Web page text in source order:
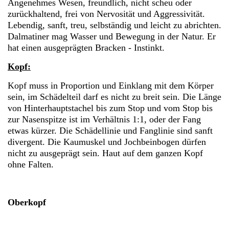
Angenehmes Wesen, freundlich, nicht scheu oder
zurückhaltend, frei von Nervosität und Aggressivität.
Lebendig, sanft, treu, selbständig und leicht zu abrichten.
Dalmatiner mag Wasser und Bewegung in der Natur. Er
hat einen ausgeprägten Bracken - Instinkt.
Kopf:
Kopf muss in Proportion und Einklang mit dem Körper
sein, im Schädelteil darf es nicht zu breit sein. Die Länge
von Hinterhauptstachel bis zum Stop und vom Stop bis
zur Nasenspitze ist im Verhältnis 1:1, oder der Fang
etwas kürzer. Die Schädellinie und Fanglinie sind sanft
divergent. Die Kaumuskel und Jochbeinbogen dürfen
nicht zu ausgeprägt sein. Haut auf dem ganzen Kopf
ohne Falten.
Oberkopf